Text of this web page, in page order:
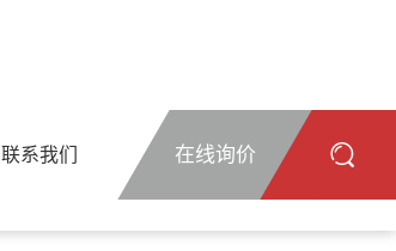
联系我们 在线询价